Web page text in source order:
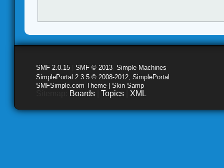
SMF 2.0.15 SMF © 2013 Simple Machines
SimplePortal 2.3.5 © 2008-2012, SimplePortal
SMFSimple.com Theme | Skin Samp
Boards Topics XML